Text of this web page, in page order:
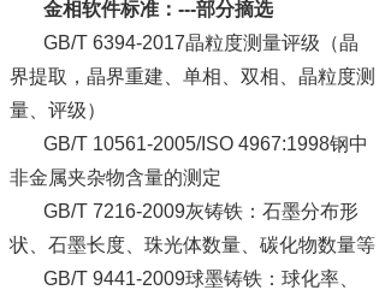
金相软件标准 ： ---部分摘选
GB/T 6394-2017晶粒度测量评级（晶
界提取，晶界重建、单相、双相、晶粒度测
量、评级）
GB/T 10561-2005/ISO 4967:1998钢中
非金属夹杂物含量的测定
GB/T 7216-2009灰铸铁：石墨分布形
状、石墨长度、珠光体数量、碳化物数量等
GB/T 9441-2009球墨铸铁：球化率、